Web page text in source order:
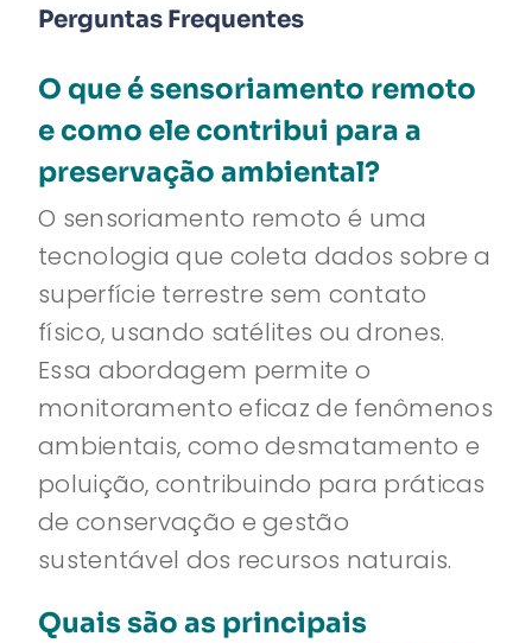
Perguntas Frequentes
O que é sensoriamento remoto
e como ele contribui para a
preservação ambiental?
O sensoriamento remoto é uma
tecnologia que coleta dados sobre a
superfície terrestre sem contato
físico, usando satélites ou drones.
Essa abordagem permite o
monitoramento eficaz de fenômenos
ambientais, como desmatamento e
poluição, contribuindo para práticas
de conservação e gestão
sustentável dos recursos naturais.
Quais são as principais